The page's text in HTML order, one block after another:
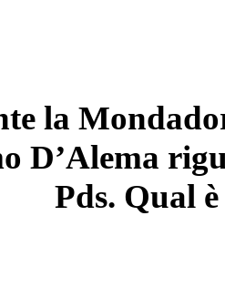
la
D’Alema
Pds. Qual